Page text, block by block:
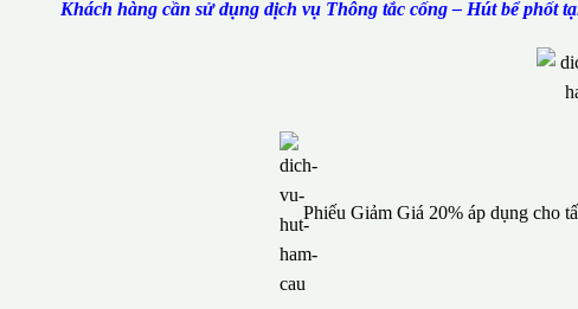
Khách hàng cần sử dụng dịch vụ Thông tắc cống – Hút bể phốt
Phiếu Giảm Giá 20% áp dụng cho